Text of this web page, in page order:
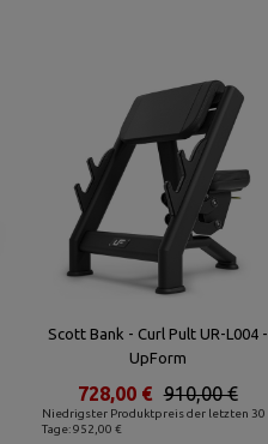
Scott Bank - Curl Pult UR-L004 -
UpForm
Niedrigster Produktpreis der letzten 30
Tage: 952,00 €
910,00 €
728,00 €